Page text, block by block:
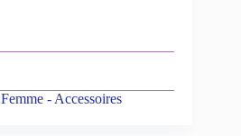
Femme - Accessoires